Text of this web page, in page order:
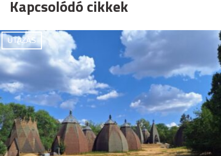
Kapcsolódó cikkek
UTAZÁS